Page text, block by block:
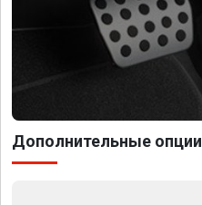
Дополнительные опции